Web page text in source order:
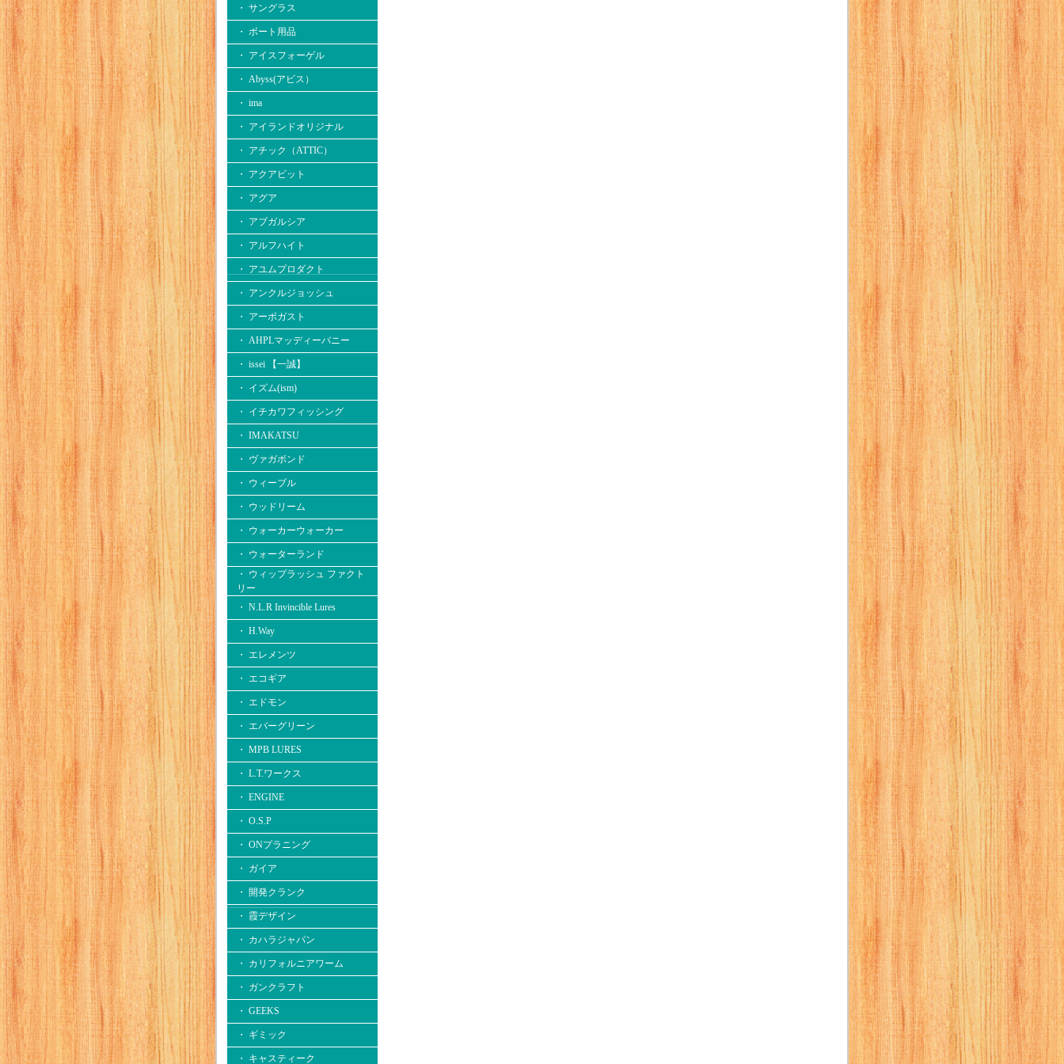
・ サングラス
・ ボート用品
・ アイスフォーゲル
・ Abyss(アビス）
・ ima
・ アイランドオリジナル
・ アチック（ATTIC）
・ アクアビット
・ アグア
・ アブガルシア
・ アルフハイト
・ アユムプロダクト
・ アンクルジョッシュ
・ アーボガスト
・ AHPLマッディーバニー
・ issei 【一誠】
・ イズム(ism)
・ イチカワフィッシング
・ IMAKATSU
・ ヴァガボンド
・ ウィーブル
・ ウッドリーム
・ ウォーカーウォーカー
・ ウォーターランド
・ ウィップラッシュ ファクト
リー
・ N.L.R Invincible Lures
・ H.Way
・ エレメンツ
・ エコギア
・ エドモン
・ エバーグリーン
・ MPB LURES
・ L.T.ワークス
・ ENGINE
・ O.S.P
・ ONプラニング
・ ガイア
・ 開発クランク
・ 霞デザイン
・ カハラジャパン
・ カリフォルニアワーム
・ ガンクラフト
・ GEEKS
・ ギミック
・ キャスティーク